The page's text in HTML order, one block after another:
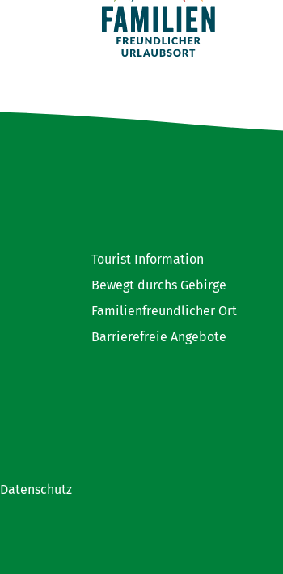
Tourist Information
Bewegt durchs Gebirge
Familienfreundlicher Ort
Barrierefreie Angebote
Datenschutz